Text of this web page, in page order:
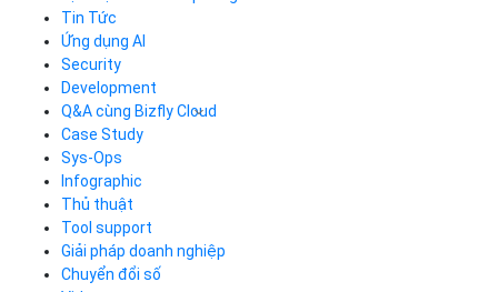
Cloud Server
CDN
Load Balancer
Auto Scaling
Container Registry
Kubernetes
Cloud Database
Call Center
Business Email
Simple Storage
VOD
VPN
Traffic Manager
Tin Tức
Ứng dụng AI
Security
Development
Q&A cùng Bizfly Cloud
Q&A về Bizfly Cloud Server
Thao tác kết nối tới server
Videos
Q&A về Bizfly Business Email
Videos
Case Study
Sys-Ops
Infographic
Thủ thuật
Tool support
Giải pháp doanh nghiệp
Chuyển đổi số